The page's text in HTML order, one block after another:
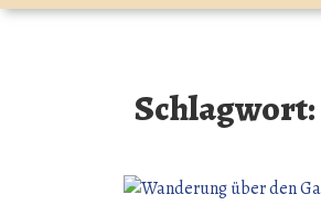
Schlagwort: